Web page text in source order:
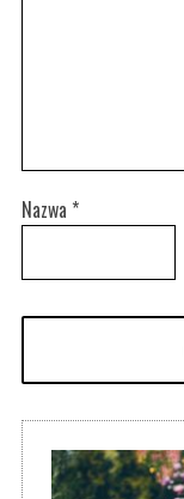
Nazwa *